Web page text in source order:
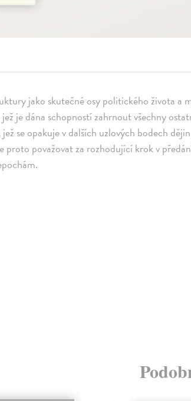
jako skutečné osy politického života a
je dána schopností zahrnout všechny
se opakuje v dalších uzlových bodech
považovat za rozhodující krok v